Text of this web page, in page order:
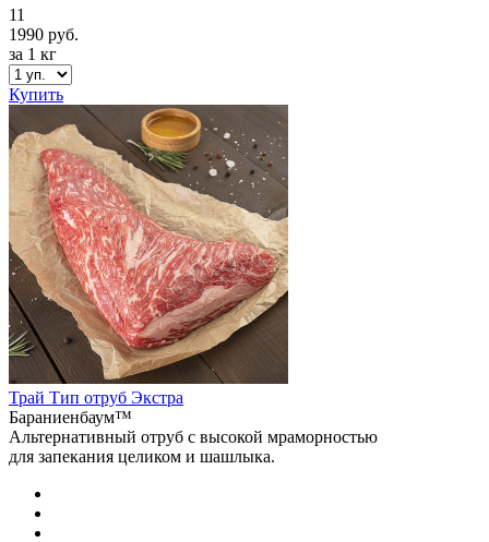
11
1990 руб.
за 1 кг
Купить
Трай Тип отруб Экстра
Бараниенбаум™
Альтернативный отруб с высокой мраморностью
для запекания целиком и шашлыка.